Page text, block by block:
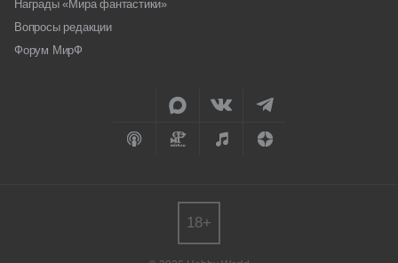
Награды «Мира фантастики»
Вопросы редакции
Форум МирФ
18+